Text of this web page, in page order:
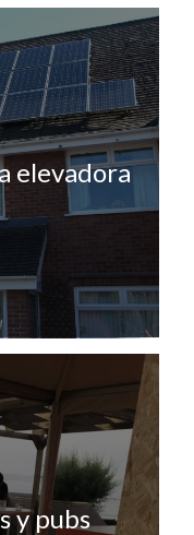
elevadora
y pubs